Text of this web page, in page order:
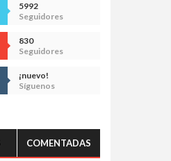
5992
Seguidores
830
Seguidores
¡nuevo!
Síguenos
COMENTADAS